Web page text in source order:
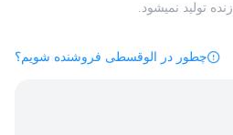
تولید نمیشود.
چطور در الوقسطی فروشنده شویم؟